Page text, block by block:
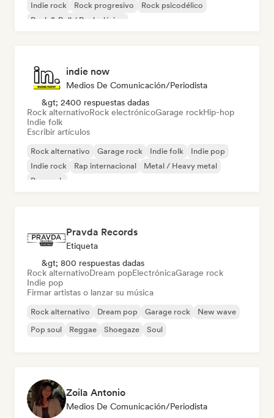
Indie rock
Rock progresivo
Rock psicodélico
Rock & Roll / Rock clásico
indie now
Medios De Comunicación/Periodista
&gt; 2400 respuestas dadas
Rock alternativoRock electrónicoGarage rockHip-hop
Indie folk
Escribir artículos
Rock alternativo Garage rock Indie folk
Indie pop
Indie rock
Rap internacional
Metal / Heavy metal
Pop rock
Pravda Records
Etiqueta
&gt; 800 respuestas dadas
Rock alternativoDream popElectrónicaGarage rock
Indie pop
Firmar artistas o lanzar su música
Rock alternativo Dream pop Garage rock
New wave
Pop soul
Reggae Shoegaze Soul
Zoila Antonio
Medios De Comunicación/Periodista